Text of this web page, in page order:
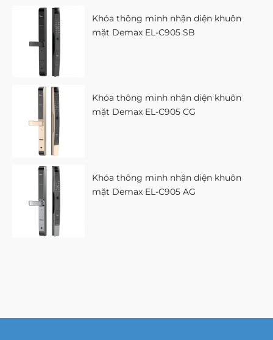
Khóa thông minh nhận diện khuôn
mặt Demax EL-C905 SB
Khóa thông minh nhận diện khuôn
mặt Demax EL-C905 CG
Khóa thông minh nhận diện khuôn
mặt Demax EL-C905 AG